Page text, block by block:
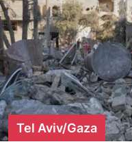
Tel Aviv/Gaza